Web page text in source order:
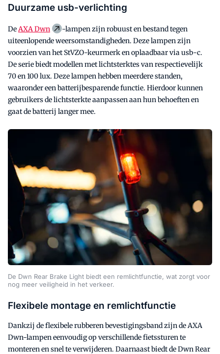
Duurzame usb-verlichting
DeAXA Dwn
-lampen zijn robuust en bestand tegen
uiteenlopende weersomstandigheden. Deze lampen zijn
voorzien van het StVZO-keurmerk en oplaadbaar via usb-c.
De serie biedt modellen met lichtsterktes van respectievelijk
70 en 100 lux. Deze lampen hebben meerdere standen,
waaronder een batterijbesparende functie. Hierdoor kunnen
gebruikers de lichtsterkte aanpassen aan hun behoeften en
gaat de batterij langer mee.
De Dwn Rear Brake Light biedt een remlichtfunctie, wat zorgt voor
nog meer veiligheid in het verkeer.
Flexibele montage en remlichtfunctie
Dankzij de flexibele rubberen bevestigingsband zijn de AXA
Dwn-lampen eenvoudig op verschillende fietssturen te
monteren en snel te verwijderen. Daarnaast biedt de Dwn Rear